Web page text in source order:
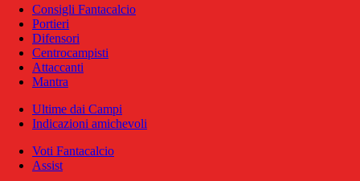
Consigli Fantacalcio
Portieri
Difensori
Centrocampisti
Attaccanti
Mantra
Ultime dai Campi
Indicazioni amichevoli
Voti Fantacalcio
Assist